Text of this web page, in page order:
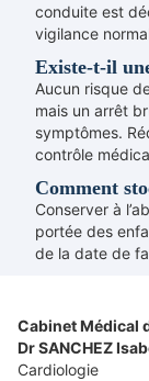
conduite est
vigilance
Existe-t-il
Aucun risque
mais un arrêt
symptômes.
contrôle
Comment
Conserver à
portée des
de la date de
Cabinet Médical
Dr SANCHEZ
Cardiologie